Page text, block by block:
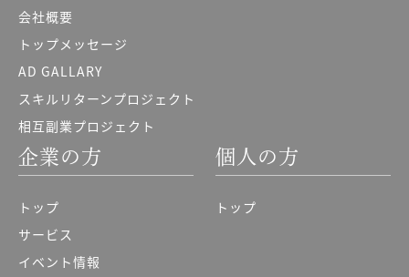
会社概要
トップメッセージ
AD GALLARY
スキルリターンプロジェクト
相互副業プロジェクト
企業の方
トップ
サービス
イベント情報
個人の方
トップ